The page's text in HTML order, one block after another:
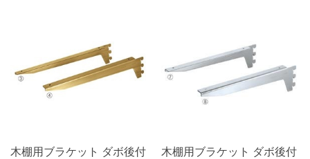
木棚用ブラケット ダボ後付
木棚用ブラケット ダボ後付